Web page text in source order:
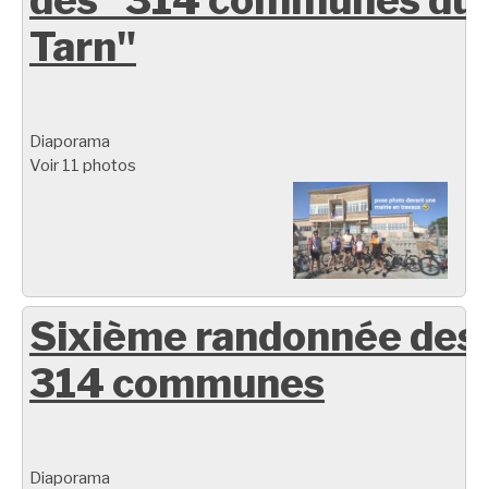
Tarn"
Diaporama
Voir 11 photos
Sixième randonnée des
314 communes
Diaporama